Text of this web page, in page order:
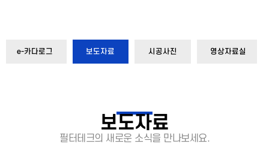
e-카다로그 보도자료 시공사진 영상자료실
보도자료
필터테크의 새로운 소식을 만나보세요.